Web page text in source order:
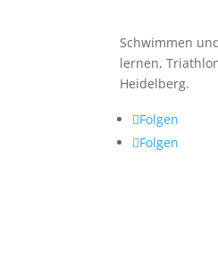
Schwimmen
lernen,
Heidelberg.
Folgen
Folgen